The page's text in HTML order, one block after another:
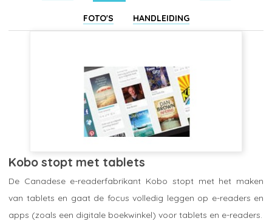
FOTO'S HANDLEIDING
Kobo stopt met tablets
De Canadese e-readerfabrikant Kobo stopt met het maken
van tablets en gaat de focus volledig leggen op e-readers en
apps (zoals een digitale boekwinkel) voor tablets en e-readers.